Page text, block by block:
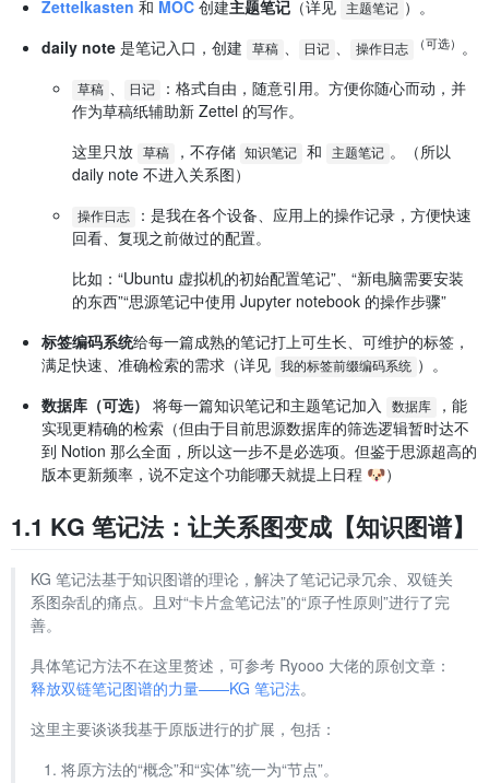
Zettelkasten 和 MOC 创建主题笔记 （详见 主题笔记 ）。
daily note 是笔记入口，创建 草稿 、 日记 、 操作日志 （可选） 。
草稿 、 日记
：格式自由，随意引用。方便你随心而动，并
作为草稿纸辅助新 Zettel 的写作。
这里只放
草稿 ，不存储 知识笔记 和 主题笔记 。（所以
daily note 不进入关系图）
操作日志
：是我在各个设备、应用上的操作记录，方便快速
回看、复现之前做过的配置。
比如：“Ubuntu 虚拟机的初始配置笔记”、“新电脑需要安装
的东西”“思源笔记中使用 Jupyter notebook 的操作步骤”
标签编码系统给每一篇成熟的笔记打上可生长、可维护的标签，
满足快速、准确检索的需求（详见
我的标签前缀编码系统 ）。
数据库（可选） 将每一篇知识笔记和主题笔记加入 数据库
，能
实现更精确的检索（但由于目前思源数据库的筛选逻辑暂时达不
到 Notion 那么全面，所以这一步不是必选项。但鉴于思源超高的
版本更新频率，说不定这个功能哪天就提上日程 🐶）
1.1 KG 笔记法：让关系图变成【知识图谱】
KG 笔记法基于知识图谱的理论，解决了笔记记录冗余、双链关
系图杂乱的痛点。且对“卡片盒笔记法”的“原子性原则”进行了完
善。
具体笔记方法不在这里赘述，可参考 Ryooo 大佬的原创文章：
释放双链笔记图谱的力量——KG 笔记法。
这里主要谈谈我基于原版进行的扩展，包括：
将原方法的“概念”和“实体”统一为“节点”。